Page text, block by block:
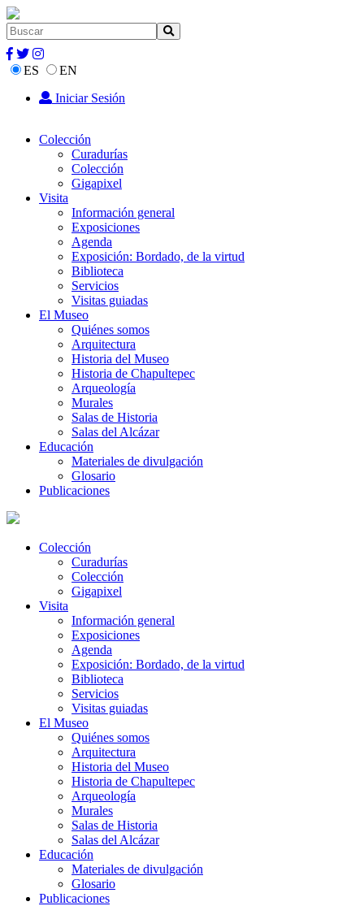
ES
EN
Iniciar Sesión
Colección
Curadurías
Colección
Gigapixel
Visita
Información general
Exposiciones
Agenda
Exposición: Bordado, de la virtud
Biblioteca
Servicios
Visitas guiadas
El Museo
Quiénes somos
Arquitectura
Historia del Museo
Historia de Chapultepec
Arqueología
Murales
Salas de Historia
Salas del Alcázar
Educación
Materiales de divulgación
Glosario
Publicaciones
Colección
Curadurías
Colección
Gigapixel
Visita
Información general
Exposiciones
Agenda
Exposición: Bordado, de la virtud
Biblioteca
Servicios
Visitas guiadas
El Museo
Quiénes somos
Arquitectura
Historia del Museo
Historia de Chapultepec
Arqueología
Murales
Salas de Historia
Salas del Alcázar
Educación
Materiales de divulgación
Glosario
Publicaciones